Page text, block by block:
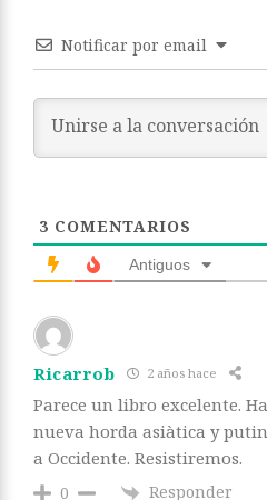
Notificar por email
3 COMENTARIOS
Antiguos
Ricarrob 2 años hace
Parece un libro excelente.
nueva horda asiàtica y
a Occidente. Resistiremos.
0 Responder